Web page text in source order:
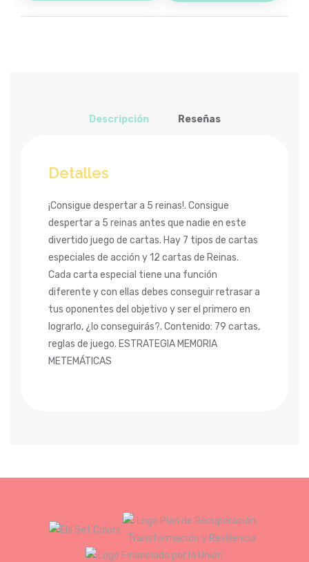
Descripción Reseñas
Detalles
¡Consigue despertar a 5 reinas!. Consigue
despertar a 5 reinas antes que nadie en este
divertido juego de cartas. Hay 7 tipos de cartas
especiales de acción y 12 cartas de Reinas.
Cada carta especial tiene una función
diferente y con ellas debes conseguir retrasar a
tus oponentes del objetivo y ser el primero en
lograrlo, ¿lo conseguirás?. Contenido: 79 cartas,
reglas de juego. ESTRATEGIA MEMORIA
METEMÁTICAS